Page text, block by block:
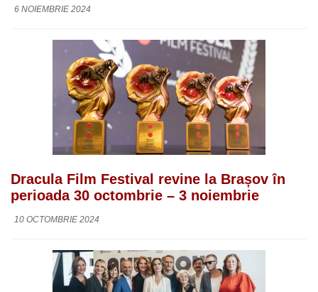
6 NOIEMBRIE 2024
Dracula Film Festival revine la Brașov în
perioada 30 octombrie – 3 noiembrie
10 OCTOMBRIE 2024